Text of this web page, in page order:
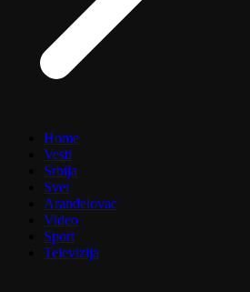
Home
Vesti
Srbija
Svet
Aranđelovac
Video
Sport
Televizija